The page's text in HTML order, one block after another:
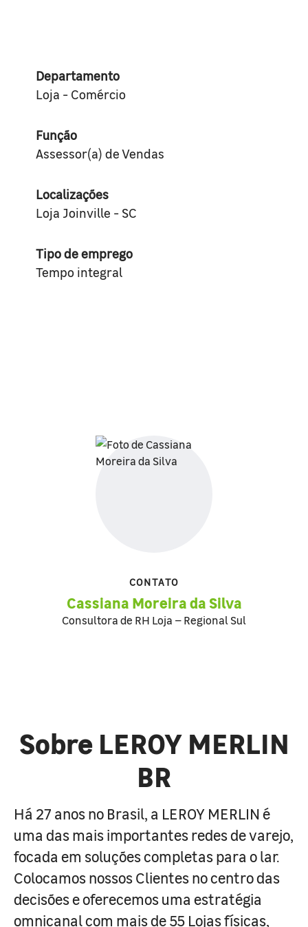
Departamento
Loja - Comércio
Função
Assessor(a) de Vendas
Localizações
Loja Joinville - SC
Tipo de emprego
Tempo integral
CONTATO
Cassiana Moreira da Silva
Consultora de RH Loja – Regional Sul
Sobre LEROY MERLIN
BR
Há 27 anos no Brasil, a LEROY MERLIN é
uma das mais importantes redes de varejo,
focada em soluções completas para o lar.
Colocamos nossos Clientes no centro das
decisões e oferecemos uma estratégia
omnicanal com mais de 55 Lojas físicas,